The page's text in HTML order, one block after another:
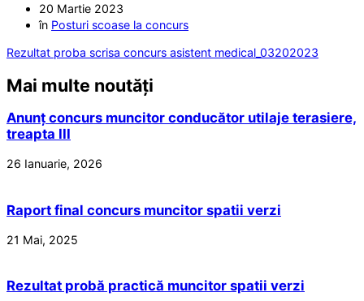
20 Martie 2023
în Posturi scoase la concurs
Rezultat proba scrisa concurs asistent medical_03202023
Mai multe noutăți
Anunț concurs muncitor conducător utilaje terasiere,
treapta III
26 Ianuarie, 2026
Raport final concurs muncitor spatii verzi
21 Mai, 2025
Rezultat probă practică muncitor spatii verzi